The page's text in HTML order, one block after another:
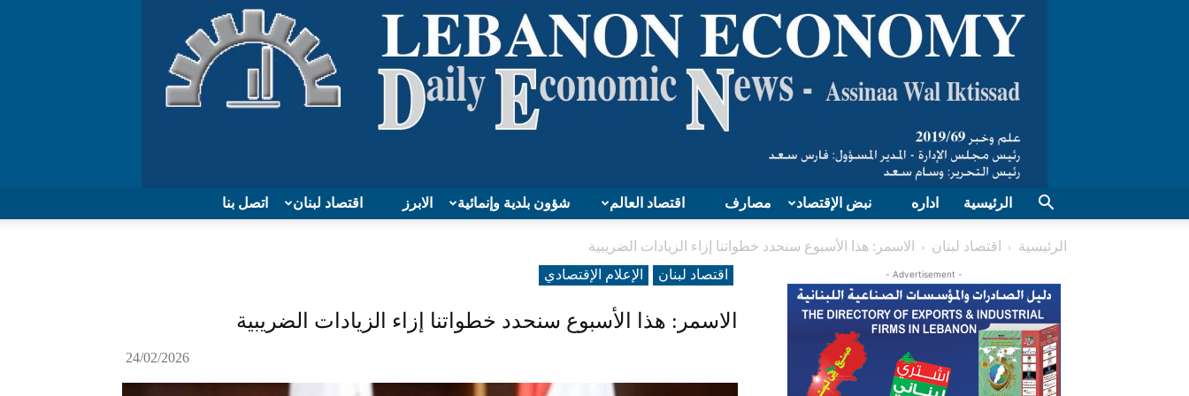
Lebanon
اتصل بنا اقتصاد لبنان الابرز شؤون بلدية وإنمائية اقتصاد العالم مصارف نبض الإقتصاد اداره الرئيسية
الرئيسية اقتصاد لبنان
الاسمر: هذا الأسبوع سنحدد خطواتنا إزاء الزيادات الضريبية
اقتصاد لبنان
الإعلام الإقتصادي
الاسمر: هذا الأسبوع سنحدد خطواتنا إزاء الزيادات الضريبية
24/02/2026
- Advertisement -